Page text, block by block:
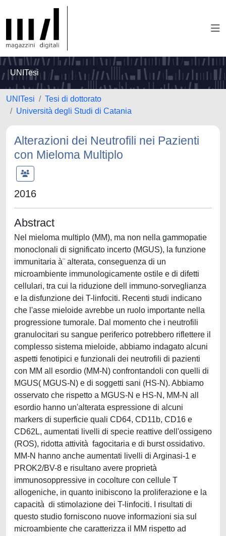
UNITesi
UNITesi
Tesi di dottorato
Università degli Studi di Catania
Alterazioni dei Neutrofili nei Pazienti
con Mieloma Multiplo
2016
Abstract
Nel mieloma multiplo (MM), ma non nella gammopatie
monoclonali di significato incerto (MGUS), la funzione
immunitaria à¨ alterata, conseguenza di un
microambiente immunologicamente ostile e di difetti
cellulari, tra cui la riduzione dell immuno-sorveglianza
e la disfunzione dei T-linfociti. Recenti studi indicano
che l'asse mieloide avrebbe un ruolo importante nella
progressione tumorale. Dal momento che i neutrofili
granulocitari su sangue periferico potrebbero riflettere il
complesso sistema mieloide, abbiamo indagato alcuni
aspetti fenotipici e funzionali dei neutrofili di pazienti
con MM all esordio (MM-N) confrontandoli con quelli di
MGUS( MGUS-N) e di soggetti sani (HS-N). Abbiamo
osservato che rispetto a MGUS-N e HS-N, MM-N all
esordio hanno un'alterata espressione di alcuni
markers di superficie quali CD64, CD11b, CD16 e
CD62L, aumentati livelli di specie reattive dell'ossigeno
(ROS), ridotta attività fagocitaria e di burst ossidativo.
MM-N hanno anche aumentati livelli di Arginasi-1 e
PROK2/BV-8 e risultano avere proprietà
immunosoppressive in cocolture con cellule T
allogeniche, in quanto inibiscono la proliferazione e la
capacità di stimolazione dei T-linfociti. I risultati di
questo studio forniscono nuove informazioni sia sul
microambiente che caratterizza il MM rispetto ad